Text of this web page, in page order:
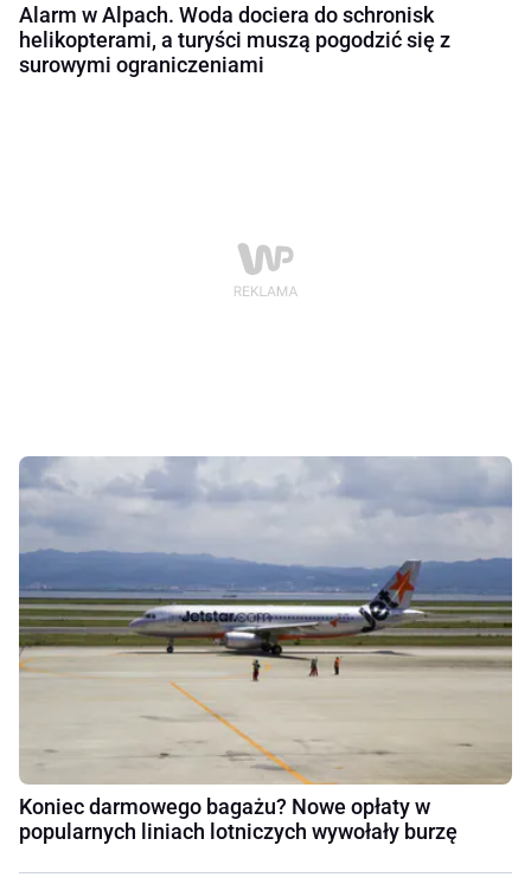
Alarm w Alpach. Woda dociera do schronisk
helikopterami, a turyści muszą pogodzić się z
surowymi ograniczeniami
Koniec darmowego bagażu? Nowe opłaty w
popularnych liniach lotniczych wywołały burzę